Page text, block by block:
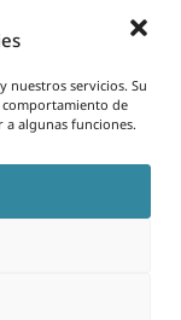
nuestros servicios. Su
de
a algunas funciones.
(se
abre
nueva